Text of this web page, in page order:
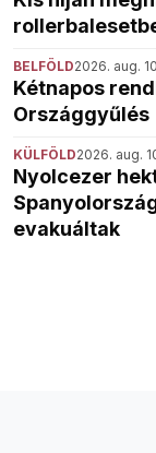
BELFÖLD2026. aug.
Kétnapos
Országgyűlés
KÜLFÖLD2026. aug.
Nyolcezer
evakuáltak